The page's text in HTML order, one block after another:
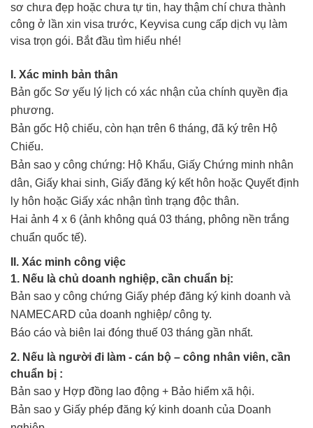
sơ chưa đẹp hoặc chưa tự tin, hay thậm chí chưa thành
công ở lần xin visa trước, Keyvisa cung cấp dịch vụ làm
visa trọn gói. Bắt đầu tìm hiểu nhé!
I. Xác minh bản thân
Bản gốc Sơ yếu lý lịch có xác nhận của chính quyền địa
phương.
Bản gốc Hộ chiếu, còn hạn trên 6 tháng, đã ký trên Hộ
Chiếu.
Bản sao y công chứng: Hộ Khẩu, Giấy Chứng minh nhân
dân, Giấy khai sinh, Giấy đăng ký kết hôn hoặc Quyết định
ly hôn hoặc Giấy xác nhận tình trạng độc thân.
Hai ảnh 4 x 6 (ảnh không quá 03 tháng, phông nền trắng
chuẩn quốc tế).
II. Xác minh công việc
1. Nếu là chủ doanh nghiệp, cần chuẩn bị:
Bản sao y công chứng Giấy phép đăng ký kinh doanh và
NAMECARD của doanh nghiệp/ công ty.
Báo cáo và biên lai đóng thuế 03 tháng gần nhất.
2. Nếu là người đi làm - cán bộ – công nhân viên, cần
chuẩn bị :
Bản sao y Hợp đồng lao động + Bảo hiểm xã hội.
Bản sao y Giấy phép đăng ký kinh doanh của Doanh